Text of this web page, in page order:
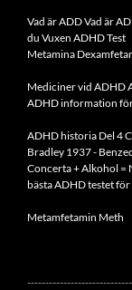
Vad är ADDVad är
du Vuxen ADHD Test
Metamina
Mediciner vid ADHD
ADHD information
ADHD historia Del 4
Bradley 1937 -
Concerta + Alkohol =
bästa ADHD testet
Metamfetamin Meth